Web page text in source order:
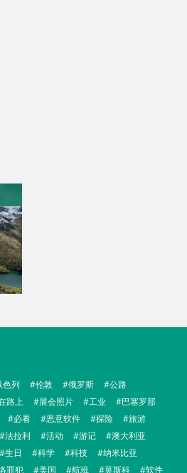
色列 伦敦 俄罗斯
公路
路上 展会照片 工业
巴塞罗那
必看 恶意软件 探险
旅游
法拉利 活动 游记
澳大利亚
生日 科学 科技
纳米比亚
罪犯 美国 航班 莫斯科
软件